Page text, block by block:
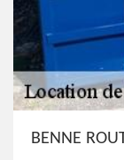
BENNE